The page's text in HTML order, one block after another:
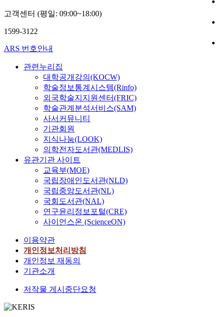
maximum
고객센터 (평일: 09:00~18:00)
1599-3122
ARS 번호안내
관련누리집
대학공개강의(KOCW)
학술정보통계시스템(Rinfo)
외국학술지지원센터(FRIC)
학술관계분석서비스(SAM)
사서커뮤니티
기관회원
지식나눔(LOOK)
의학전자도서관(MEDLIS)
유관기관 사이트
교육부(MOE)
국립장애인도서관(NLD)
국립중앙도서관(NL)
국회도서관(NAL)
연구윤리정보포털(CRE)
사이언스온 (ScienceON)
이용약관
개인정보처리방침
개인정보 재동의
기관소개
저작물 게시중단요청